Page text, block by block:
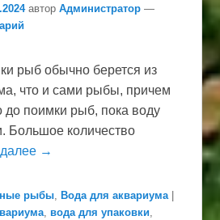
авторАдминистратор —
рыб обычно берется из
что и сами рыбы, причем
до поимки рыб, пока воду
Большое количество
далее →
рыбы Вода для аквариума
вода для упаковки